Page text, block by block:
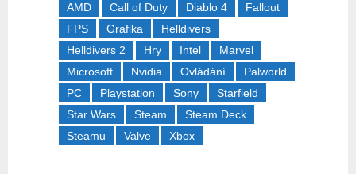
AMD Call of Duty Diablo 4
Fallout
FPS
Grafika
Helldivers
Helldivers 2
Hry Intel
Marvel
Microsoft
Nvidia Ovládání
Palworld
PC
Playstation Sony
Starfield
Star Wars
Steam
Steam Deck
Steamu
Valve Xbox